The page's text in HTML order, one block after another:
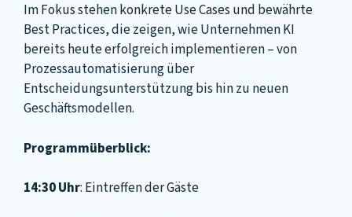
Im Fokus stehen konkrete Use Cases und bewährte
Best Practices, die zeigen, wie Unternehmen KI
bereits heute erfolgreich implementieren – von
Prozessautomatisierung über
Entscheidungsunterstützung bis hin zu neuen
Geschäftsmodellen.
Programmüberblick:
14:30 Uhr: Eintreffen der Gäste